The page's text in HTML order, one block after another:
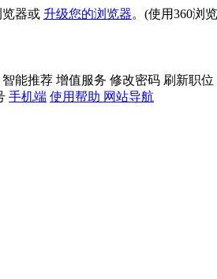
器或 升级您的浏览器。(使用360浏
智能推荐 增值服务 修改密码 刷新职位
手机端 使用帮助 网站导航